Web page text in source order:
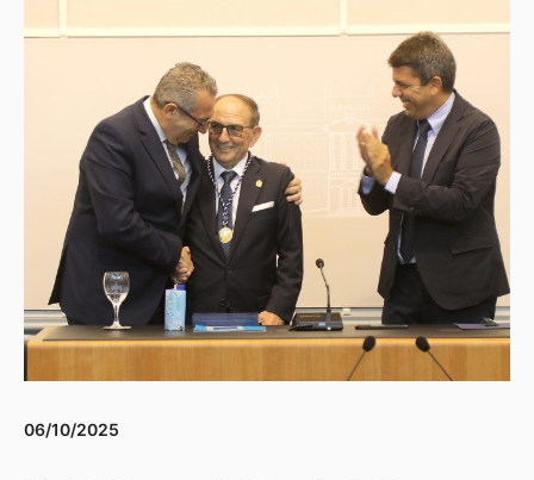
06/10/2025